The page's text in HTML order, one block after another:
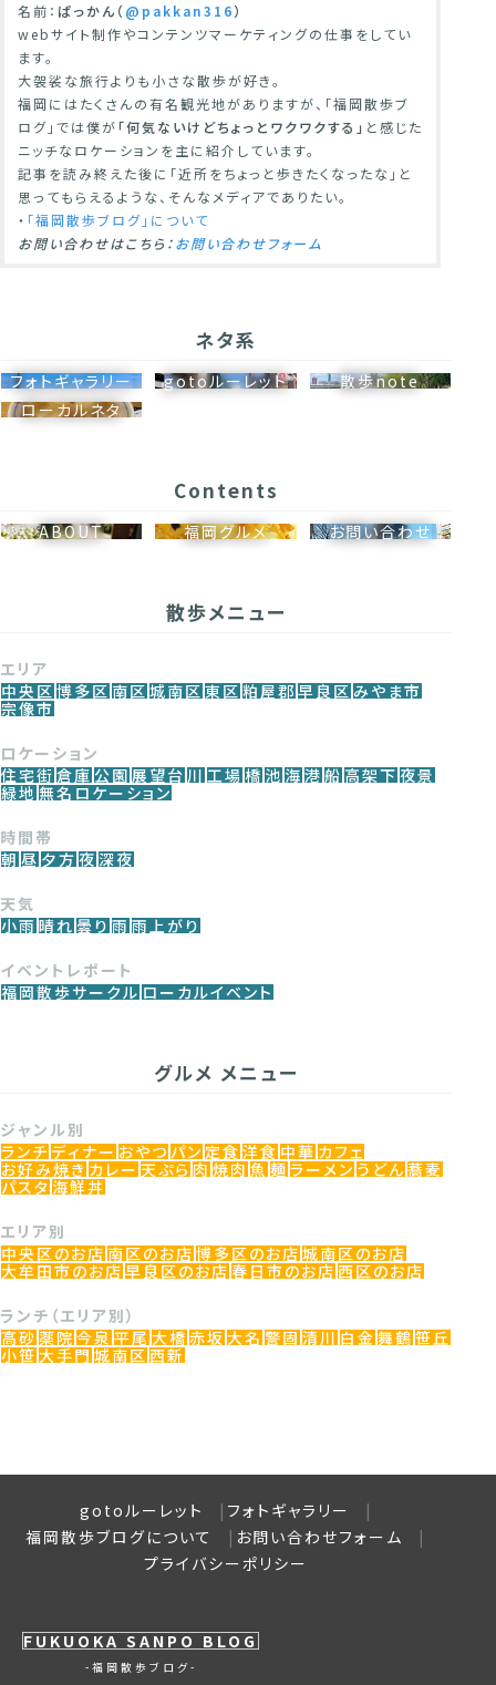
名前： ぱっかん（ @pakkan316）
webサイト制作やコンテンツマーケティングの仕事をしてい
ます。
大袈裟な旅行よりも小さな散歩が好き。
福岡にはたくさんの有名観光地がありますが、「福岡散歩ブ
ログ」では僕が「何気ないけどちょっとワクワクする」 と感じた
ニッチなロケーションを主に紹介しています。
記事を読み終えた後に「近所をちょっと歩きたくなったな」と
思ってもらえるような、そんなメディアでありたい。
・ 「福岡散歩ブログ」について
お問い合わせはこちら：お問い合わせフォーム
ネタ系
フォトギャラリー gotoルーレット
散歩note
ローカルネタ
Contents
ABOUT 福岡グルメ お問い合わせ
散歩メニュー
エリア
中央区 博多区 南区 城南区 東区 粕屋郡 早良区 みやま市
宗像市
ロケーション
住宅街 倉庫 公園 展望台 川 工場 橋 池 海 港 船 高架下 夜景
緑地 無名ロケーション
時間帯
朝 昼 夕方 夜 深夜
天気
小雨 晴れ 曇り 雨 雨上がり
イベントレポート
福岡散歩サークル ローカルイベント
グルメ メニュー
ジャンル別
ランチ ディナー おやつ パン 定食 洋食 中華 カフェ
お好み焼き カレー 天ぷら 肉 焼肉 魚 麺 ラーメン うどん 蕎麦
パスタ 海鮮丼
エリア別
中央区のお店 南区のお店 博多区のお店 城南区のお店
大牟田市のお店 早良区のお店 春日市のお店 西区のお店
ランチ（エリア別）
高砂 薬院 今泉 平尾 大橋 赤坂 大名 警固 清川 白金 舞鶴 笹丘
小笹 大手門 城南区 西新
gotoルーレット
フォトギャラリー
福岡散歩ブログについて
お問い合わせフォーム
プライバシーポリシー
FUKUOKA SANPO BLOG
福岡散歩ブログ